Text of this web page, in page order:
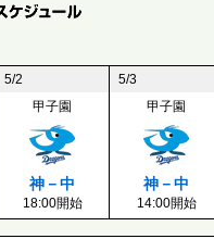
5/2
5/3
甲子園
神－中
18:00開始
甲子園
神－中
14:00開始